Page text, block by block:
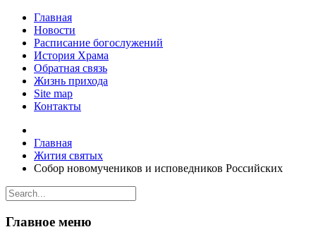
Главная
Новости
Расписание богослужений
История Храма
Обратная связь
Жизнь прихода
Site map
Контакты
Главная
Жития святых
Собор новомучеников и исповедников Российских
Главное меню